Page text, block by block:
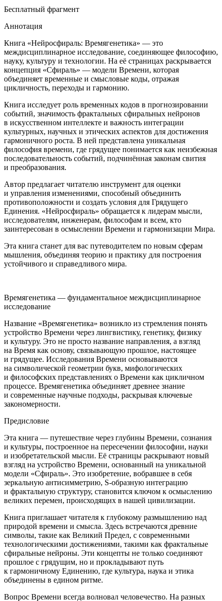
Бесплатный фрагмент
Аннотация
Книга «Нейросфираль: Времягенетика» — это
междисциплинарное исследование, соединяющее философию,
науку, культуру и технологии. На её страницах раскрывается
концепция «Сфираль» — модели Времени, которая
объединяет временные и смысловые коды, отражая
цикличность, переходы и гармонию.
Книга исследует роль временных кодов в прогнозировании
событий, значимость фрактальных сфиральных нейронов
в искусственном интеллекте и важность интеграции
культурных, научных и этических аспектов для достижения
гармоничного роста. В ней представлена уникальная
философия времени, где грядущее понимается как неизбежная
последовательность событий, подчинённая законам свития
и преобразования.
Автор предлагает читателю инструмент для оценки
и управления изменениями, способный объединить
противоположности и создать условия для Грядущего
Единения. «Нейросфираль» обращается к лидерам мысли,
исследователям, инженерам, философам и всем, кто
заинтересован в осмыслении Времени и гармонизации Мира.
Эта книга станет для вас путеводителем по новым сферам
мышления, объединяя теорию и практику для построения
устойчивого и справедливого мира.
Времягенетика — фундаментальное междисциплинарное
исследование
Название «Времягенетика» возникло из стремления понять
устройство Времени через лингвистику, генетику, физику
и культуру. Это не просто название направления, а взгляд
на Время как основу, связывающую прошлое, настоящее
и грядущее. Исследования Времени основываются
на символической геометрии букв, мифологических
и философских представлениях о Времени как цикличном
процессе. Времягенетика объединяет древнее знание
и современные научные подходы, раскрывая ключевые
закономерности.
Предисловие
Эта книга — путешествие через глубины Времени, сознания
и культуры, построенное на пересечении философии, науки
и изобретательской мысли. Её страницы раскрывают новый
взгляд на устройство Времени, основанный на уникальной
модели «Сфираль». Это изобретение, вобравшее в себя
зеркальную антисимметрию, S-образную интеграцию
и фрактальную структуру, становится ключом к осмыслению
великих перемен, происходящих в нашей цивилизации.
Книга приглашает читателя к глубокому размышлению над
природой времени и смысла. Здесь встречаются древние
символы, такие как Великий Предел, с современными
технологическими достижениями, такими как фрактальные
сфиральные нейроны. Эти концепты не только соединяют
прошлое с грядущим, но и прокладывают путь
к гармоничному Единению, где культура, наука и этика
объединены в едином ритме.
Вопрос Времени всегда волновал человечество. На разных